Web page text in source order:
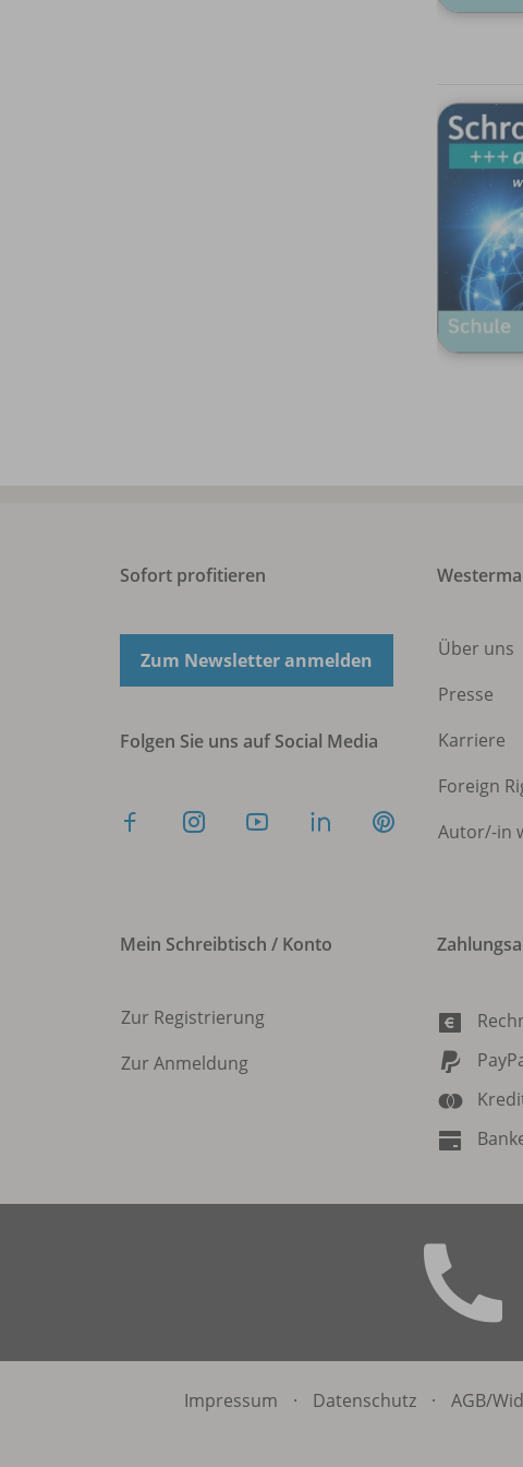
Sofort profitieren
Zum Newsletter anmelden
Folgen Sie uns auf Social Media
Über uns
Presse
Karriere
Foreign
Autor/-in
Mein Schreibtisch / Konto
Zur Registrierung
Zur Anmeldung
Impressum · Datenschutz · AGB/